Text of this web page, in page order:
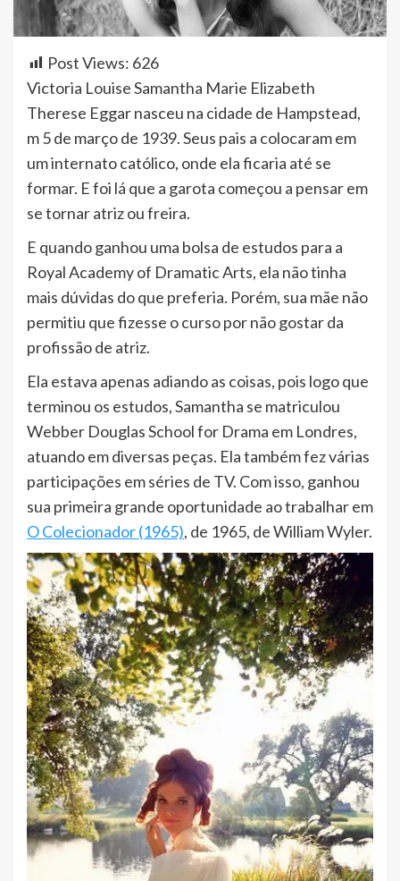
Post Views: 626
Victoria Louise Samantha Marie Elizabeth
Therese Eggar nasceu na cidade de Hampstead,
m 5 de março de 1939. Seus pais a colocaram em
um internato católico, onde ela ficaria até se
formar. E foi lá que a garota começou a pensar em
se tornar atriz ou freira.
E quando ganhou uma bolsa de estudos para a
Royal Academy of Dramatic Arts, ela não tinha
mais dúvidas do que preferia. Porém, sua mãe não
permitiu que fizesse o curso por não gostar da
profissão de atriz.
Ela estava apenas adiando as coisas, pois logo que
terminou os estudos, Samantha se matriculou
Webber Douglas School for Drama em Londres,
atuando em diversas peças. Ela também fez várias
participações em séries de TV. Com isso, ganhou
sua primeira grande oportunidade ao trabalhar em
O Colecionador (1965), de 1965, de William Wyler.